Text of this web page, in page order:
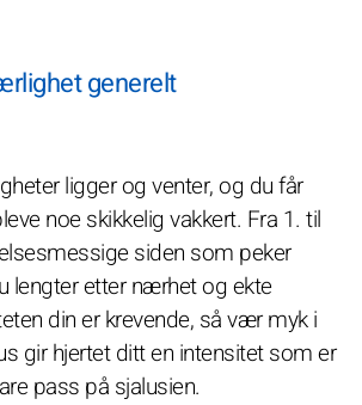
generelt
ligger og venter, og du får
noe skikkelig vakkert. Fra 1. til
siden som peker
lengter etter nærhet og ekte
din er krevende, så vær myk i
gir hjertet ditt en intensitet som er
pass på sjalusien.